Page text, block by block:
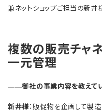
兼ネットショップご担当の新井
複数の販売チャ
一元管理
――御社の事業内容を教えて
新井様：販促物を企画して製